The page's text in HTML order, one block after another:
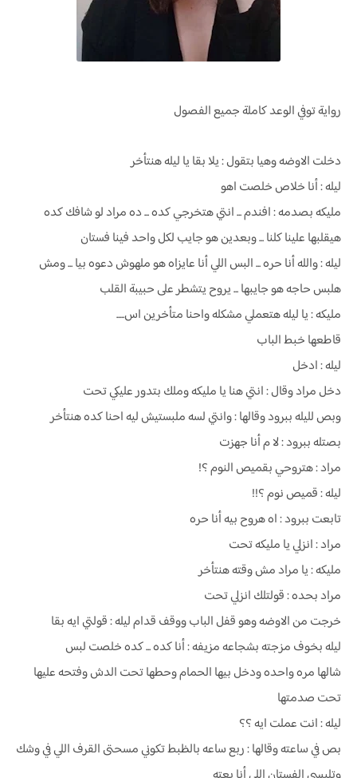
روايةتوفي الوعد كاملة جميع الفصول
دخلت الاوضه وهيا بتقول : يلا بقا يا ليله هنتأخر
ليله : أنا خلاص خلصت اهو
مليكه بصدمه : افندم ... انتي هتخرجي كده ... ده مراد لو شافك كده
هيقلبها علينا كلنا ... وبعدين هو جايب لكل واحد فينا فستان
ليله : والله أنا حره ... البس اللي أنا عايزاه هو ملهوش دعوه بيا ... ومش
هلبس حاجه هو جايبها ... يروح يتشطر على حبيبة القلب
مليكه : يا ليله هتعملي مشكله واحنا متأخرين اس.....
قاطعها خبط الباب
ليله : ادخل
دخل مراد وقال : انتي هنا يا مليكه وملك بتدور عليكي تحت
وبص لليله ببرود وقالها : وانتي لسه ملبستيش ليه احنا كده هنتأخر
بصتله ببرود : لا م أنا جهزت
مراد : هتروحي بقميص النوم ؟!
ليله : قميص نوم ؟!!
تابعت ببرود : اه هروح بيه أنا حره
مراد : انزلي يا مليكه تحت
مليكه : يا مراد مش وقته هنتأخر
مراد بحده : قولتلك انزلي تحت
خرجت من الاوضه وهو قفل الباب ووقف قدام ليله : قولتي ايه بقا
ليله بخوف مزجته بشجاعه مزيفه : أنا كده ... كده خلصت لبس
شالها مره واحده ودخل بيها الحمام وحطها تحت الدش وفتحه عليها
تحت صدمتها
ليله : انت عملت ايه ؟؟
بص في ساعته وقالها : ربع ساعه بالظبط تكوني مسحتى القرف اللي في وشك